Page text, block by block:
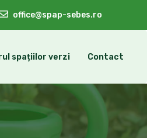
office@spap-sebes.ro
spațiilor verzi Contact